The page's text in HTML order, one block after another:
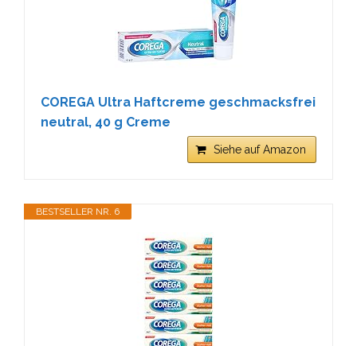
COREGA Ultra Haftcreme geschmacksfrei
neutral, 40 g Creme
Siehe auf Amazon
BESTSELLER NR. 6